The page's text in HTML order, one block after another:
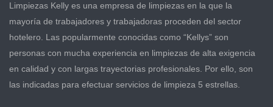
Limpiezas Kelly es una empresa de limpiezas en la que la
mayoría de trabajadores y trabajadoras proceden del sector
hotelero. Las popularmente conocidas como “Kellys” son
personas con mucha experiencia en limpiezas de alta exigencia
en calidad y con largas trayectorias profesionales. Por ello, son
las indicadas para efectuar servicios de limpieza 5 estrellas.